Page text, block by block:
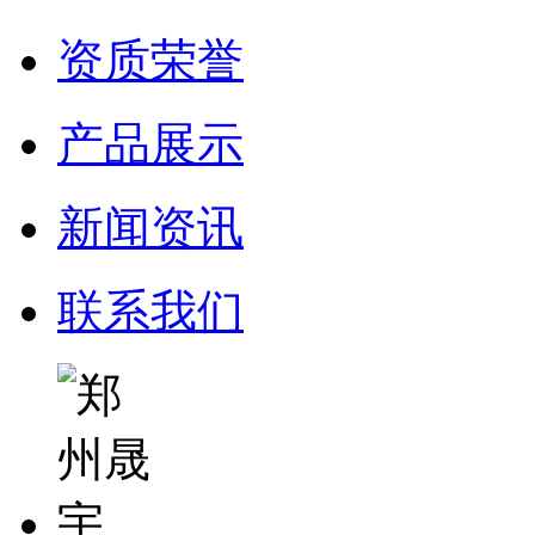
资质荣誉
产品展示
新闻资讯
联系我们